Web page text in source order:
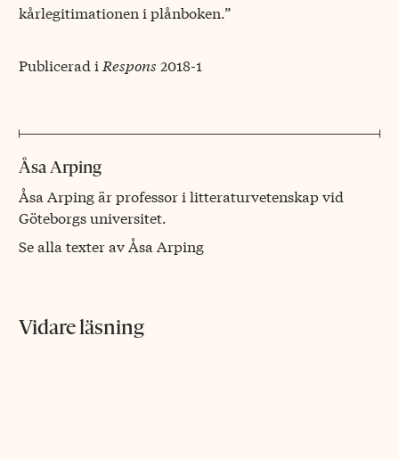
kårlegitimationen i plånboken.”
Publicerad i Respons 2018-1
Åsa Arping
Åsa Arping är professor i litteraturvetenskap vid
Göteborgs universitet.
Se alla texter av Åsa Arping
Vidare läsning